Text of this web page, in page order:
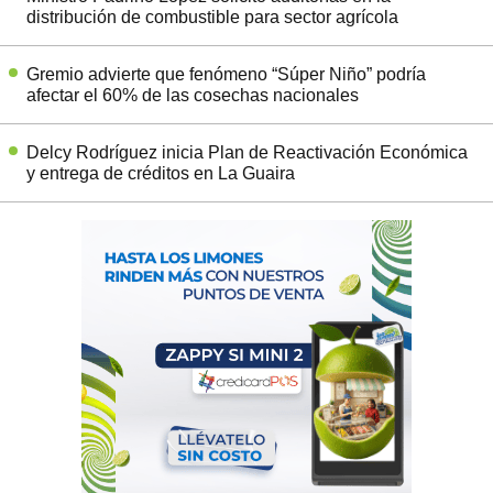
distribución de combustible para sector agrícola
Gremio advierte que fenómeno “Súper Niño” podría
afectar el 60% de las cosechas nacionales
Delcy Rodríguez inicia Plan de Reactivación Económica
y entrega de créditos en La Guaira